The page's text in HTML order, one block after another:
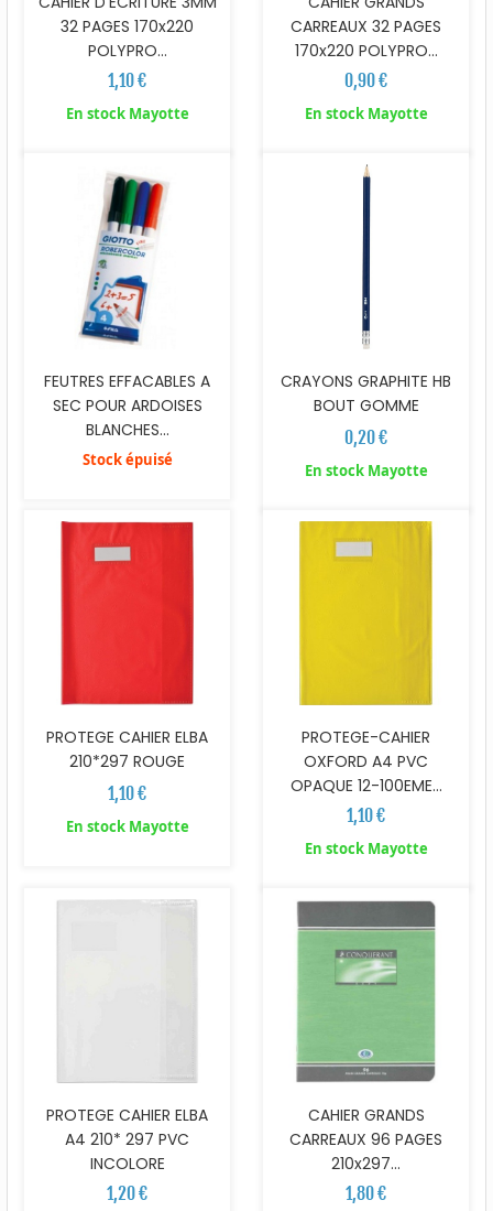
32 PAGES 170x220
POLYPRO...
1,10 €
En stock Mayotte
CARREAUX 32 PAGES
170x220 POLYPRO...
0,90 €
En stock Mayotte
FEUTRES EFFACABLES A
SEC POUR ARDOISES
BLANCHES...
Stock épuisé
CRAYONS GRAPHITE HB
BOUT GOMME
0,20 €
En stock Mayotte
PROTEGE CAHIER ELBA
210*297 ROUGE
1,10 €
En stock Mayotte
PROTEGE-CAHIER
OXFORD A4 PVC
OPAQUE 12-100EME...
1,10 €
En stock Mayotte
PROTEGE CAHIER ELBA
A4 210* 297 PVC
INCOLORE
1,20 €
CAHIER GRANDS
CARREAUX 96 PAGES
210x297...
1,80 €